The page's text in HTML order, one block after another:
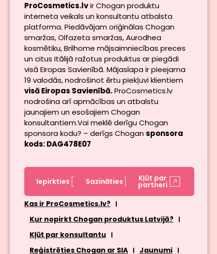
ProCosmetics.lvir Chogan produktu
interneta veikals un konsultantu atbalsta
platforma. Piedāvājam oriģinālas Chogan
smaržas, Olfazeta smaržas, Aurodhea
kosmētiku, Brilhome mājsaimniecības preces
un citus Itālijā ražotus produktus ar piegādi
visā Eiropas Savienībā. Mājaslapa ir pieejama
19 valodās, nodrošinot ērtu piekļuvi klientiem
visā Eiropas Savienībā.ProCosmetics.lv
nodrošina arī apmācības un atbalstu
jaunajiem un esošajiem Chogan
konsultantiem.Vai meklē derīgu Chogan
sponsora kodu? – derīgs Chogansponsora
kods: DAG478E07
Iepirkties Sazināties Kļūt par
partneri
Kas ir ProCosmetics.lv?
Kur nopirkt Chogan produktus Latvijā?
Kļūt par konsultantu
Reģistrēties Chogan ar SIA
Jaunumi